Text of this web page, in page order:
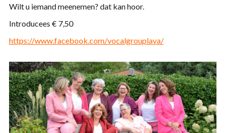
Wilt u iemand meenemen? dat kan hoor.
Introducees € 7,50
https://www.facebook.com/vocalgrouplava/